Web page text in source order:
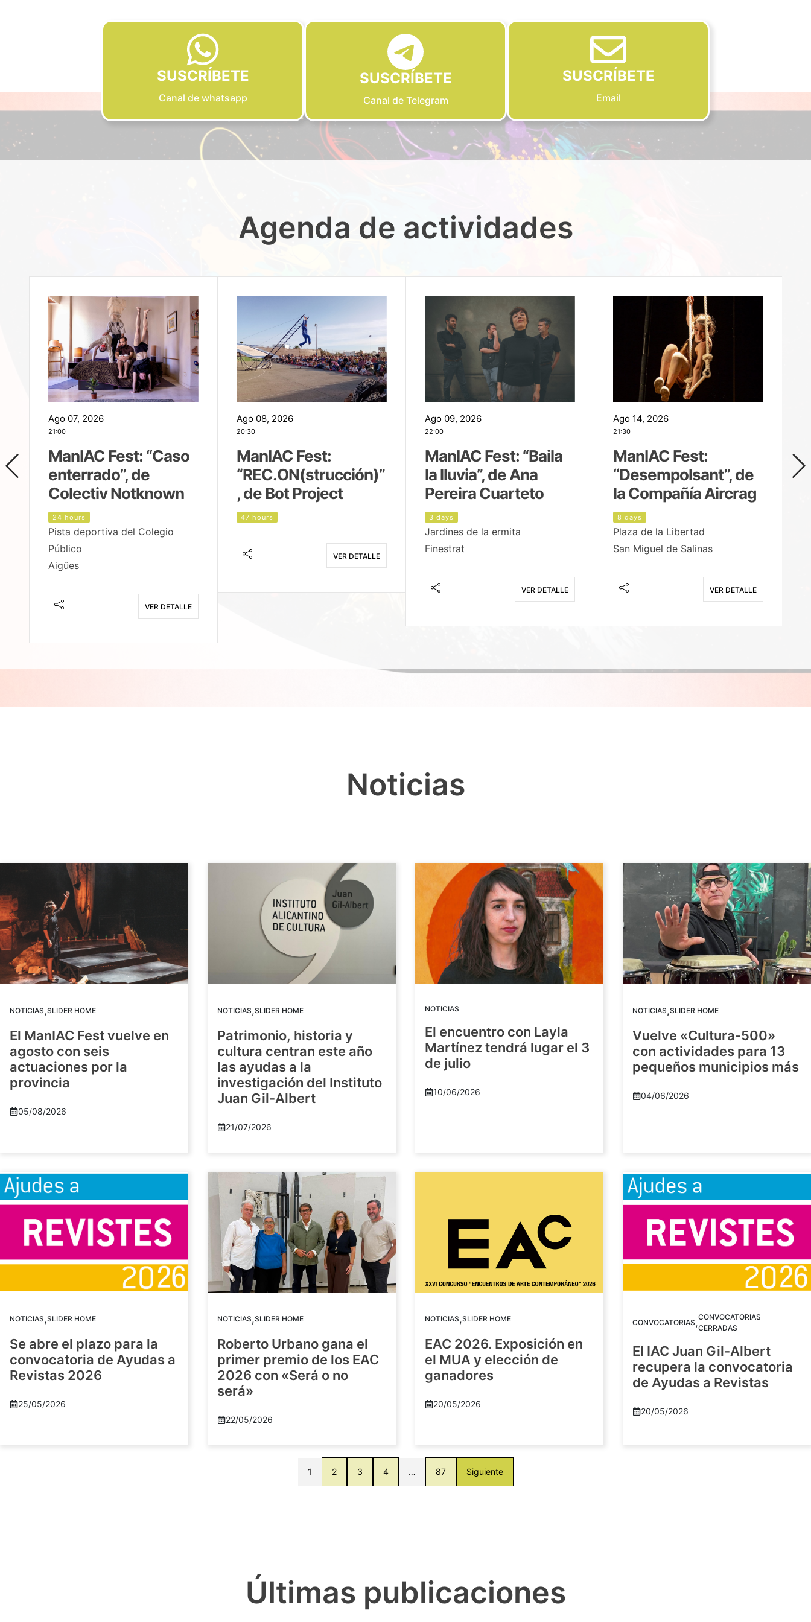
SUSCRÍBETE
Canal de whatsapp
SUSCRÍBETE
Canal de Telegram
SUSCRÍBETE
Email
Agenda de actividades
Ago 07, 2026
21:00
ManIAC Fest: “Caso
enterrado”, de
Colectiv Notknown
24 hours
Pista deportiva del Colegio
Público
Aigües
VER DETALLE
Ago 08, 2026
20:30
ManIAC Fest:
“REC.ON(strucción)”
, de Bot Project
47 hours
VER DETALLE
Ago 09, 2026
22:00
ManIAC Fest: “Baila
la lluvia”, de Ana
Pereira Cuarteto
3 days
Jardines de la ermita
Finestrat
VER DETALLE
Ago 14, 2026
21:30
ManIAC Fest:
“Desempolsant”, de
la Compañía Aircrag
8 days
Plaza de la Libertad
San Miguel de Salinas
VER DETALLE
Noticias
NOTICIAS,SLIDER HOME
El ManIAC Fest vuelve en
agosto con seis
actuaciones por la
provincia
05/08/2026
NOTICIAS,SLIDER HOME
Patrimonio, historia y
cultura centran este año
las ayudas a la
investigación del Instituto
Juan Gil-Albert
21/07/2026
NOTICIAS
El encuentro con Layla
Martínez tendrá lugar el 3
de julio
10/06/2026
NOTICIAS,SLIDER HOME
Vuelve «Cultura-500»
con actividades para 13
pequeños municipios más
04/06/2026
NOTICIAS,SLIDER HOME
Se abre el plazo para la
convocatoria de Ayudas a
Revistas 2026
25/05/2026
NOTICIAS,SLIDER HOME
Roberto Urbano gana el
primer premio de los EAC
2026 con «Será o no
será»
22/05/2026
NOTICIAS,SLIDER HOME
EAC 2026. Exposición en
el MUA y elección de
ganadores
20/05/2026
CONVOCATORIAS,CONVOCATORIAS
CERRADAS
El IAC Juan Gil-Albert
recupera la convocatoria
de Ayudas a Revistas
20/05/2026
1 2 3 4 … 87 Siguiente
Últimas publicaciones